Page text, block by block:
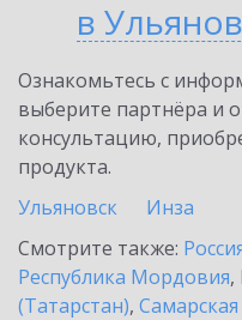
в
Ознакомьтесь с
выберите партнёра и
консультацию,
продукта.
Ульяновск
Инза
Смотрите также:
Республика Мордовия,
(Татарстан),